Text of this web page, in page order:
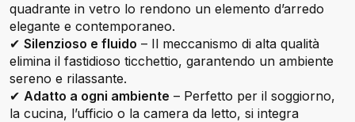
quadrante in vetro lo rendono un elemento d’arredo
elegante e contemporaneo.
✔ Silenzioso e fluido – Il meccanismo di alta qualità
elimina il fastidioso ticchettio, garantendo un ambiente
sereno e rilassante.
✔ Adatto a ogni ambiente – Perfetto per il soggiorno,
la cucina, l’ufficio o la camera da letto, si integra